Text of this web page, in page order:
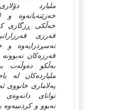
ملیارد
خه‌زێنه‌یانه‌وه‌ و
خه‌ڵکی ڕزگاری
قه‌رزی
نه‌سڕدرایه‌وه‌ و
قه‌رزه‌کان
به‌ڵکو ده‌وڵه‌ت
ملیارده‌کان له‌
په‌لاماری خانووی
توانای دانه‌وه‌ی
نه‌بوو و